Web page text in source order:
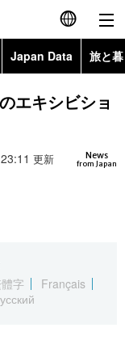
English
简体字
Русский
Japan Data 旅と
Topics
エキシビショ
News
from Japan
更新
字
Français